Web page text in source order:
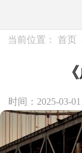
当前位置： 首页
时间：2025-03-